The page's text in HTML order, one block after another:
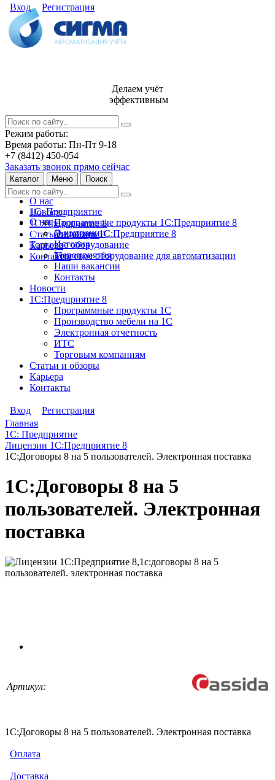
Вход Регистрация
Делаем учёт
эффективным
Режим работы:
Время работы: Пн-Пт 9-18
+7 (8412) 450-054
Заказать звонок прямо сейчас
Каталог Меню Поиск
О нас
Новости
1С:Предприятие 8
Статьи и обзоры
Карьера
Контакты
1С: Предприятие
Программные продукты 1С:Предприятие 8
Лицензии 1С:Предприятие 8
Торговое оборудование
Торговое оборудование для автоматизации
О нас
О компании
История
Мероприятия
Наши вакансии
Контакты
Новости
1С:Предприятие 8
Программные продукты 1С
Производство мебели на 1С
Электронная отчетность
ИТС
Торговым компаниям
Статьи и обзоры
Карьера
Контакты
Вход
Регистрация
Главная
1С: Предприятие
Лицензии 1С:Предприятие 8
1С:Договоры 8 на 5 пользователей. Электронная поставка
1С:Договоры 8 на 5
пользователей. Электронная
поставка
Артикул:
1С:Договоры 8 на 5 пользователей. Электронная поставка
Оплата
Доставка